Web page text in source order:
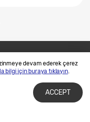
devam ederek çerez
bilgi için buraya tıklayın.
ACCEPT